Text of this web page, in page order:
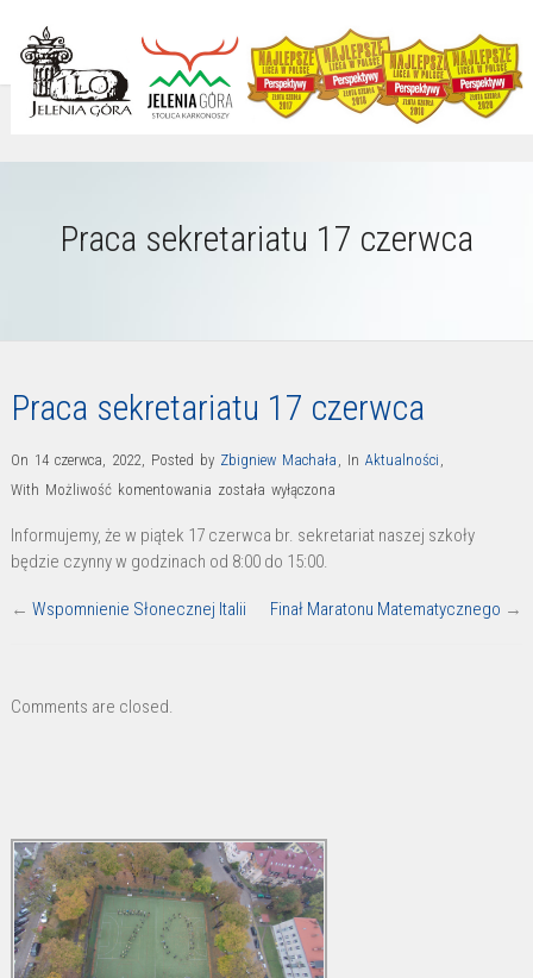
Praca sekretariatu 17 czerwca
Praca sekretariatu 17 czerwca
On 14 czerwca, 2022, Posted by Zbigniew Machała , In Aktualności ,
With Możliwość komentowania Praca
została wyłączona
Informujemy, że w piątek 17 czerwca br. sekretariat naszej szkoły
będzie czynny w godzinach od 8:00 do 15:00.
← Wspomnienie Słonecznej Italii Finał Maratonu Matematycznego →
Comments are closed.